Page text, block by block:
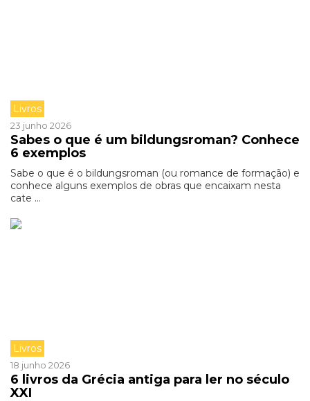
Livros
23 junho 2026
Sabes o que é um bildungsroman? Conhece
6 exemplos
Sabe o que é o bildungsroman (ou romance de formação) e
conhece alguns exemplos de obras que encaixam nesta
cate ...
Livros
18 junho 2026
6 livros da Grécia antiga para ler no século
XXI